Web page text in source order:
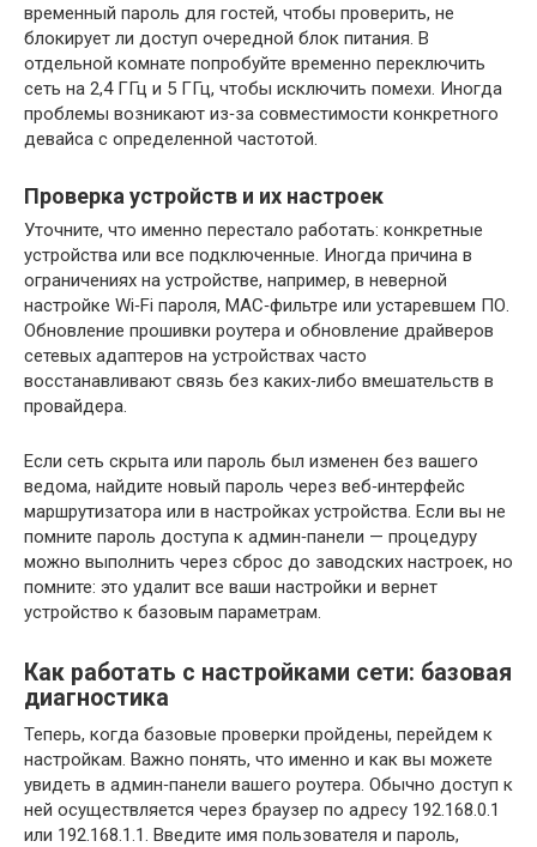
временный пароль для гостей, чтобы проверить, не
блокирует ли доступ очередной блок питания. В
отдельной комнате попробуйте временно переключить
сеть на 2,4 ГГц и 5 ГГц, чтобы исключить помехи. Иногда
проблемы возникают из‑за совместимости конкретного
девайса с определенной частотой.
Проверка устройств и их настроек
Уточните, что именно перестало работать: конкретные
устройства или все подключенные. Иногда причина в
ограничениях на устройстве, например, в неверной
настройке Wi‑Fi пароля, MAC‑фильтре или устаревшем ПО.
Обновление прошивки роутера и обновление драйверов
сетевых адаптеров на устройствах часто
восстанавливают связь без каких‑либо вмешательств в
провайдера.
Если сеть скрыта или пароль был изменен без вашего
ведома, найдите новый пароль через веб‑интерфейс
маршрутизатора или в настройках устройства. Если вы не
помните пароль доступа к админ‑панели — процедуру
можно выполнить через сброс до заводских настроек, но
помните: это удалит все ваши настройки и вернет
устройство к базовым параметрам.
Как работать с настройками сети: базовая
диагностика
Теперь, когда базовые проверки пройдены, перейдем к
настройкам. Важно понять, что именно и как вы можете
увидеть в админ‑панели вашего роутера. Обычно доступ к
ней осуществляется через браузер по адресу 192.168.0.1
или 192.168.1.1. Введите имя пользователя и пароль,